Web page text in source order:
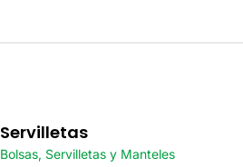
Servilletas
Bolsas, Servilletas y Manteles